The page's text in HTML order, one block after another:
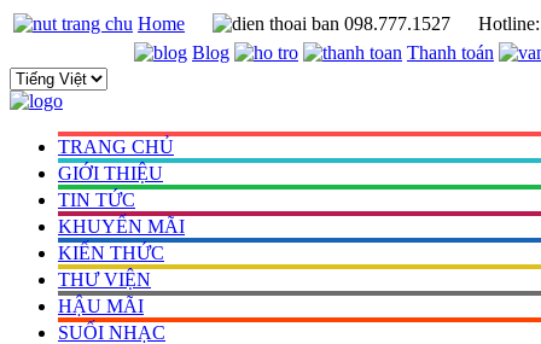
Home 098.777.1527
Blog
Thanh toán
TRANG CHỦ
GIỚI THIỆU
TIN TỨC
KHUYẾN MÃI
KIẾN THỨC
THƯ VIỆN
HẬU MÃI
SUỐI NHẠC